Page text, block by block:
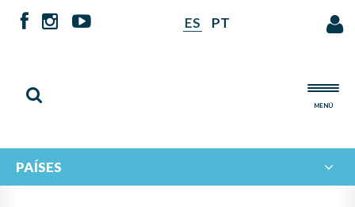
ES PT
MENÚ
PAÍSES